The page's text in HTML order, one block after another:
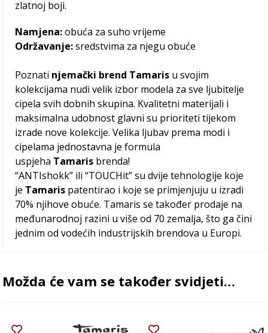
zlatnoj boji.
Namjena:obuća za suho vrijeme
Održavanje:sredstvima za njegu obuće
Poznati njemački brend Tamaris u svojim
kolekcijama nudi velik izbor modela za sve ljubitelje
cipela svih dobnih skupina. Kvalitetni materijali i
maksimalna udobnost glavni su prioriteti tijekom
izrade nove kolekcije. Velika ljubav prema modi i
cipelama jednostavna je formula
uspjeha Tamaris brenda!
“ANTIshokk” ili “TOUCHit” su dvije tehnologije koje
je Tamaris patentirao i koje se primjenjuju u izradi
70% njihove obuće. Tamaris se također prodaje na
međunarodnoj razini u više od 70 zemalja, što ga čini
jednim od vodećih industrijskih brendova u Europi.
Možda će vam se također svidjeti…